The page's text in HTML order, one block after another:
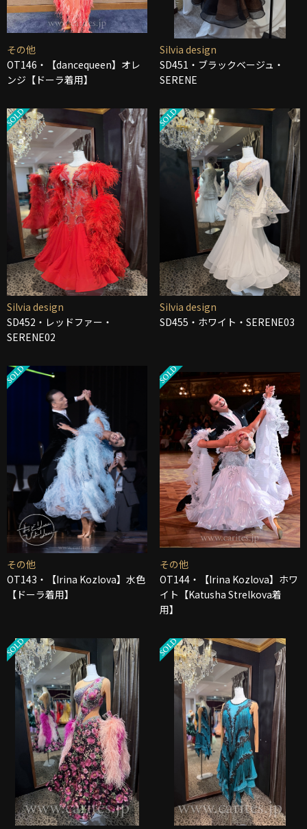
その他
OT146・【dancequeen】オレ
ンジ【ドーラ着用】
Silvia design
SD451・ブラックベージュ・
SERENE
Silvia design
SD452・レッドファー・
SERENE02
Silvia design
SD455・ホワイト・SERENE03
その他
OT143・【Irina Kozlova】水色
【ドーラ着用】
その他
OT144・【Irina Kozlova】ホワ
イト【Katusha Strelkova着
用】